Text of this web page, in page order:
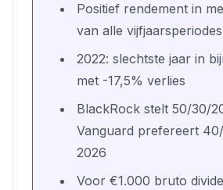
Positief rendement in
van alle vijfjaarsperiodes
2022: slechtste jaar in
met -17,5% verlies
BlackRock stelt 50/30/
Vanguard prefereert
2026
Voor €1.000 bruto